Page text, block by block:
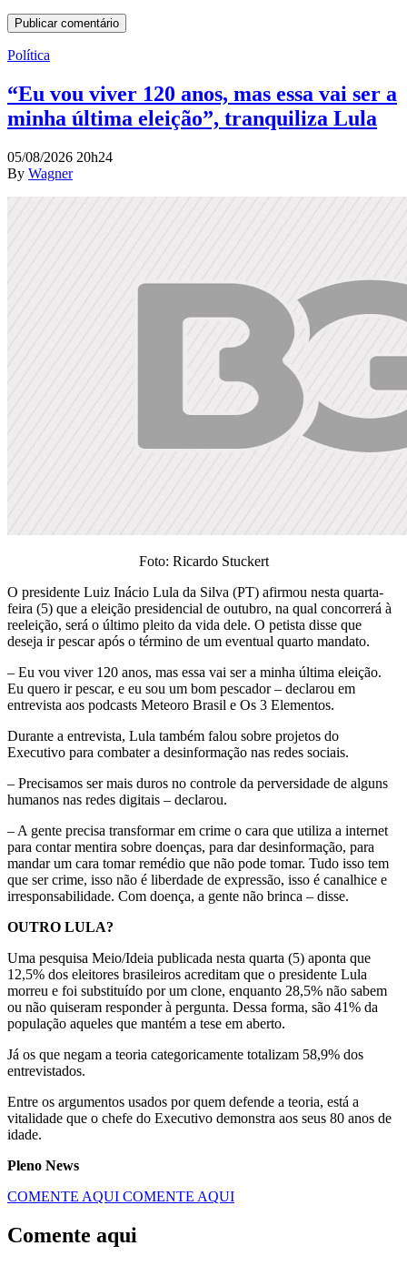
Política
“Eu vou viver 120 anos, mas essa vai ser a
minha última eleição”, tranquiliza Lula
05/08/2026 20h24
By Wagner
Foto: Ricardo Stuckert
O presidente Luiz Inácio Lula da Silva (PT) afirmou nesta quarta-
feira (5) que a eleição presidencial de outubro, na qual concorrerá à
reeleição, será o último pleito da vida dele. O petista disse que
deseja ir pescar após o término de um eventual quarto mandato.
– Eu vou viver 120 anos, mas essa vai ser a minha última eleição.
Eu quero ir pescar, e eu sou um bom pescador – declarou em
entrevista aos podcasts Meteoro Brasil e Os 3 Elementos.
Durante a entrevista, Lula também falou sobre projetos do
Executivo para combater a desinformação nas redes sociais.
– Precisamos ser mais duros no controle da perversidade de alguns
humanos nas redes digitais – declarou.
– A gente precisa transformar em crime o cara que utiliza a internet
para contar mentira sobre doenças, para dar desinformação, para
mandar um cara tomar remédio que não pode tomar. Tudo isso tem
que ser crime, isso não é liberdade de expressão, isso é canalhice e
irresponsabilidade. Com doença, a gente não brinca – disse.
OUTRO LULA?
Uma pesquisa Meio/Ideia publicada nesta quarta (5) aponta que
12,5% dos eleitores brasileiros acreditam que o presidente Lula
morreu e foi substituído por um clone, enquanto 28,5% não sabem
ou não quiseram responder à pergunta. Dessa forma, são 41% da
população aqueles que mantém a tese em aberto.
Já os que negam a teoria categoricamente totalizam 58,9% dos
entrevistados.
Entre os argumentos usados por quem defende a teoria, está a
vitalidade que o chefe do Executivo demonstra aos seus 80 anos de
idade.
Pleno News
COMENTE AQUI COMENTE AQUI
Comente aqui